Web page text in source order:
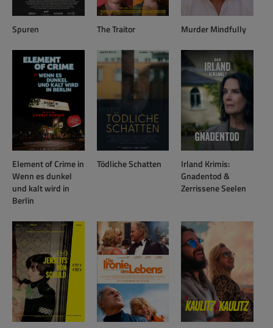
Spuren The Traitor Murder Mindfully
Element of Crime in
Wenn es dunkel
und kalt wird in
Berlin
Tödliche Schatten
Irland Krimis:
Gnadentod &
Zerrissene Seelen